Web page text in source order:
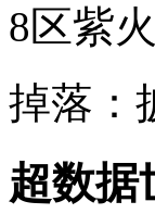
8区紫
掉落：
超数据